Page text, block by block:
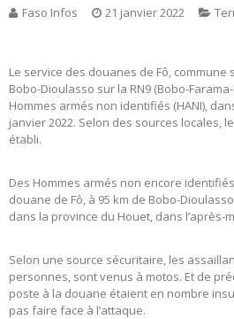
Faso Infos 21 janvier 2022
Le service des douanes de Fô, commune
Bobo-Dioulasso sur la RN9 (Bobo-
Hommes armés non identifiés (HANI),
janvier 2022. Selon des sources locales,
établi.
Des Hommes armés non encore
douane de Fô, à 95 km de Bobo-
dans la province du Houet, dans l’après-
Selon une source sécuritaire, les
personnes, sont venus à motos. Et de
poste à la douane étaient en nombre
pas faire face à l’attaque.